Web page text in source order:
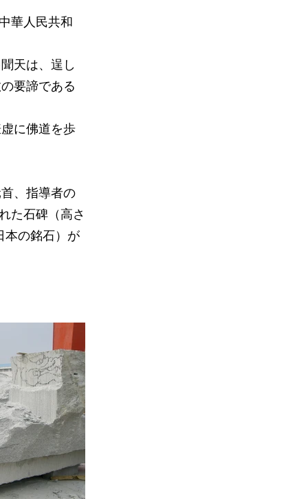
華人民共和
天は、逞し
要諦である
に佛道を歩
、指導者の
た石碑（高さ
の銘石）が